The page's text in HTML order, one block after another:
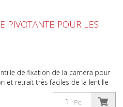
Pc.
PIVOTANTE POUR LES
de fixation de la caméra pour
et retrait très faciles de la lentille